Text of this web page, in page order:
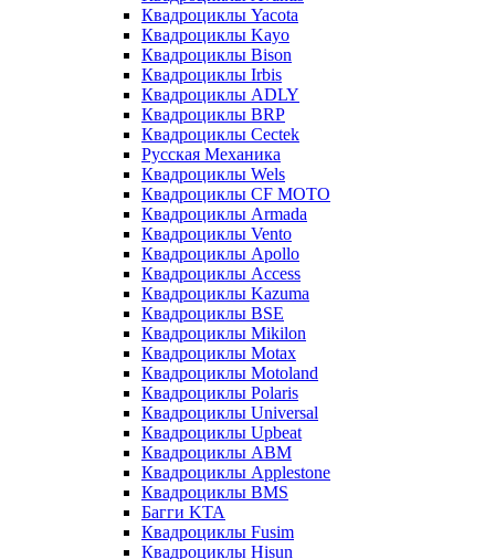
Квадроциклы Yacota
Квадроциклы Kayo
Квадроциклы Bison
Квадроциклы Irbis
Квадроциклы ADLY
Квадроциклы BRP
Квадроциклы Cectek
Русская Механика
Квадроциклы Wels
Квадроциклы CF MOTO
Квадроциклы Armada
Квадроциклы Vento
Квадроциклы Apollo
Квадроциклы Access
Квадроциклы Kazuma
Квадроциклы BSE
Квадроциклы Mikilon
Квадроциклы Motax
Квадроциклы Motoland
Квадроциклы Polaris
Квадроциклы Universal
Квадроциклы Upbeat
Квадроциклы ABM
Квадроциклы Applestone
Квадроциклы BMS
Багги KTA
Квадроциклы Fusim
Квадроциклы Hisun